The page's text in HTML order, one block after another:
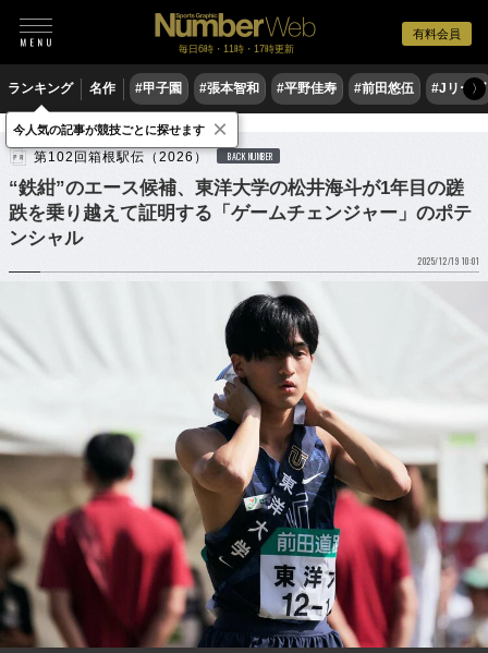
有料会員
毎日6時・11時・17時更新
ランキング 名作 #甲子園 #張本智和 #平野佳寿 #前田悠伍 #Jリーグ
〉
陸上 駅伝
第102回箱根駅伝（2026） BACK NUMBER
“鉄紺”のエース候補、東洋大学の松井海斗が1年目の蹉
跌を乗り越えて証明する「ゲームチェンジャー」のポテ
ンシャル
2025/12/19 10:01
今人気の記事が競技ごとに探せます ×